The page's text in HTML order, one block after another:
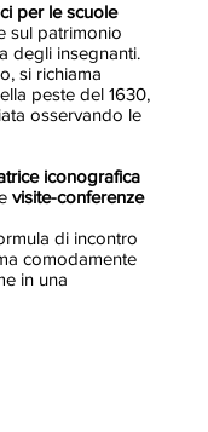
per le scuole
sul patrimonio
degli insegnanti.
si richiama
peste del 1630,
osservando le
iconografica
visite-conferenze
di incontro
comodamente
in una